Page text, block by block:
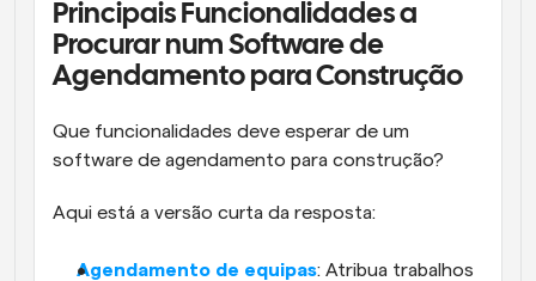
Principais Funcionalidades a
Procurar num Software de
Agendamento para Construção
Que funcionalidades deve esperar de um
software de agendamento para construção?
Aqui está a versão curta da resposta:
Agendamento de equipas: Atribua trabalhos